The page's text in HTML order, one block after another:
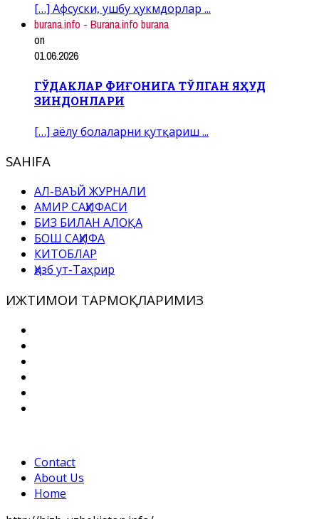
[…] Афсуски, ушбу ҳукмдорлар ...
burana.info - Burana.info burana
on
01.06.2026
ГЎДАКЛАР ФИҒОНИГА ТЎЛГАН ЯҲУД
ЗИНДОНЛАРИ
[…] аёлу болаларни қутқариш ...
SAHIFA
АЛ-ВАЪЙ ЖУРНАЛИ
АМИР САҲИФАСИ
БИЗ БИЛАН АЛОҚА
БОШ САҲИФА
КИТОБЛАР
Ҳизб ут-Таҳрир
ИЖТИМОИ ТАРМОҚЛАРИМИЗ
Contact
About Us
Home